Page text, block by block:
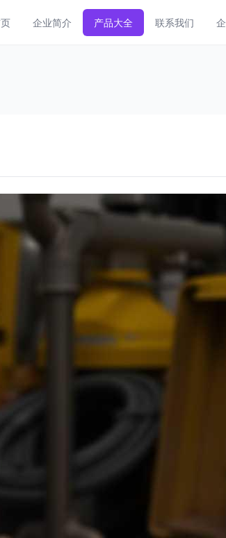
企业简介 产品大全 联系我们